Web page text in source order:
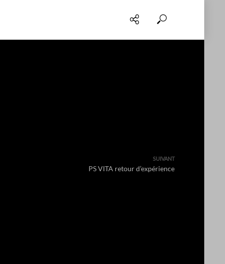
SUIVANT
PS VITA retour d’expérience